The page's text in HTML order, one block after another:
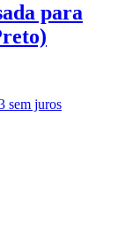
para
sem juros